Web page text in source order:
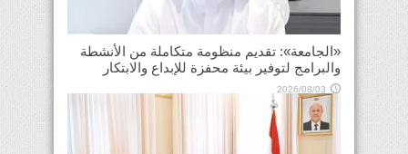
«الجامعة»: تقديم منظومة متكاملة من الأنشطة
والبرامج لتوفير بيئة محفزة للإبداع والابتكار
2026/08/03